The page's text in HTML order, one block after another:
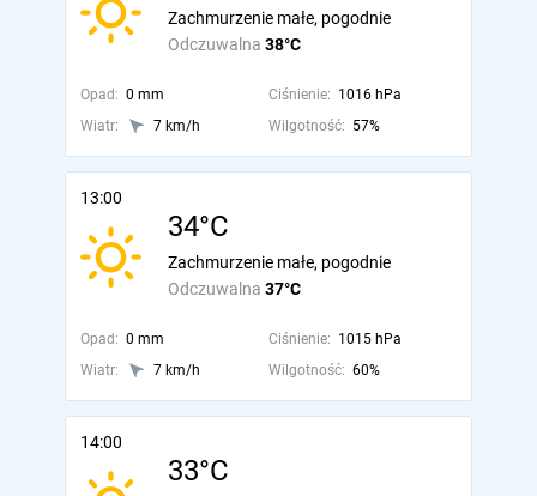
Odczuwalna 38°C
Zachmurzenie małe, pogodnie
Opad: 0 mm Ciśnienie: 1016 hPa
Wiatr:
7 km/h Wilgotność: 57%
13:00
34°C
Odczuwalna 37°C
Zachmurzenie małe, pogodnie
Opad: 0 mm Ciśnienie: 1015 hPa
Wiatr:
7 km/h Wilgotność: 60%
14:00
33°C